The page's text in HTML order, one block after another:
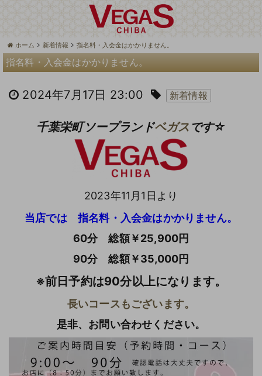
ホーム 新着情報 指名料・入会金はかかりません。
指名料・入会金はかかりません。
2024年7月17日 23:00 新着情報
千葉栄町ソープランドベガス です☆
2023年11月1日より
当店では 指名料・入会金はかかりません。
60分 総額￥25,900円
90分 総額￥35,000円
※前日予約は90分以上になります。
長いコースもございます。
是非、お問い合わせください。